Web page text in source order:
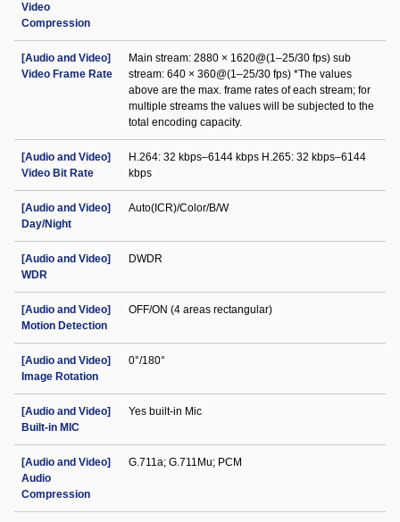
Video
Compression
[Audio and Video]
Video Frame Rate
Main stream: 2880 × 1620@(1–25/30 fps) sub
stream: 640 × 360@(1–25/30 fps) *The values
above are the max. frame rates of each stream; for
multiple streams the values will be subjected to the
total encoding capacity.
[Audio and Video]
Video Bit Rate
H.264: 32 kbps–6144 kbps H.265: 32 kbps–6144
kbps
[Audio and Video]
Day/Night
Auto(ICR)/Color/B/W
[Audio and Video]
WDR
DWDR
[Audio and Video]
Motion Detection
OFF/ON (4 areas rectangular)
[Audio and Video]
Image Rotation
0°/180°
[Audio and Video]
Built-in MIC
Yes built-in Mic
[Audio and Video]
Audio
Compression
G.711a; G.711Mu; PCM